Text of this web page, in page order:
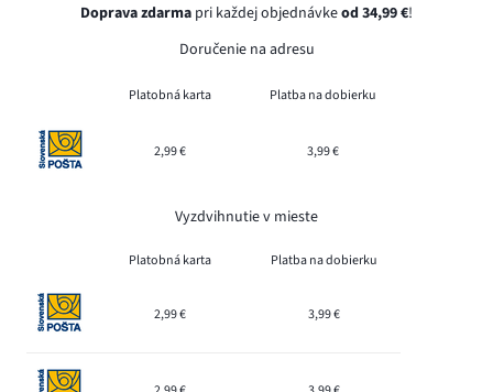
Doprava zdarma pri každej objednávkeod 34,99 €!
Doručenie na adresu
Platobná karta Platba na dobierku
2,99 € 3,99 €
Vyzdvihnutie v mieste
Platobná karta Platba na dobierku
2,99 € 3,99 €